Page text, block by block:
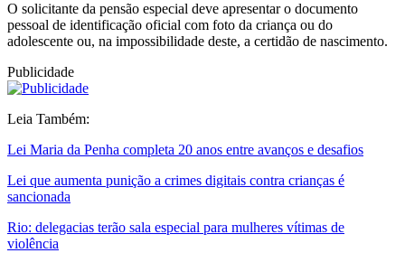
O solicitante da pensão especial deve apresentar o documento
pessoal de identificação oficial com foto da criança ou do
adolescente ou, na impossibilidade deste, a certidão de nascimento.
Publicidade
Leia Também:
Lei Maria da Penha completa 20 anos entre avanços e desafios
Lei que aumenta punição a crimes digitais contra crianças é
sancionada
Rio: delegacias terão sala especial para mulheres vítimas de
violência